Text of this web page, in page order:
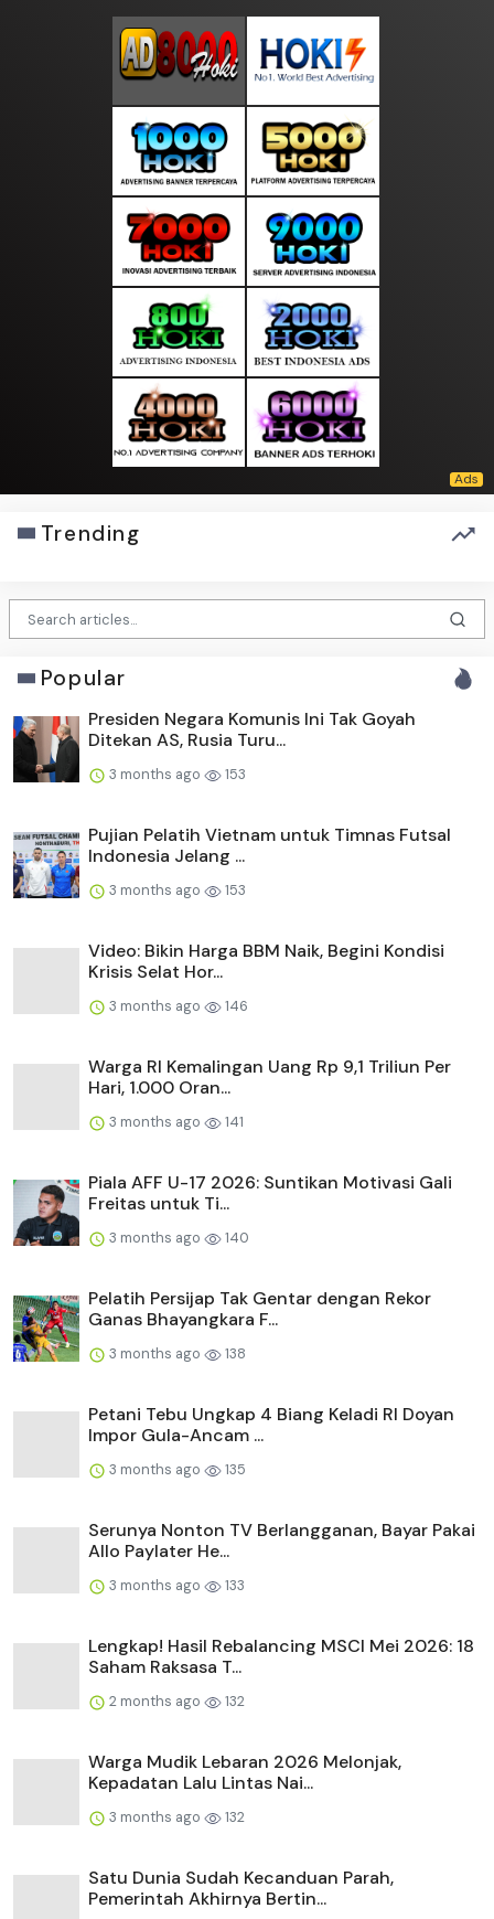
Trending
Popular
Presiden Negara Komunis Ini Tak Goyah
Ditekan AS, Rusia Turu...
3 months ago 153
Pujian Pelatih Vietnam untuk Timnas Futsal
Indonesia Jelang ...
3 months ago 153
Video: Bikin Harga BBM Naik, Begini Kondisi
Krisis Selat Hor...
3 months ago 146
Warga RI Kemalingan Uang Rp 9,1 Triliun Per
Hari, 1.000 Oran...
3 months ago 141
Piala AFF U-17 2026: Suntikan Motivasi Gali
Freitas untuk Ti...
3 months ago 140
Pelatih Persijap Tak Gentar dengan Rekor
Ganas Bhayangkara F...
3 months ago 138
Petani Tebu Ungkap 4 Biang Keladi RI Doyan
Impor Gula-Ancam ...
3 months ago 135
Serunya Nonton TV Berlangganan, Bayar Pakai
Allo Paylater He...
3 months ago 133
Lengkap! Hasil Rebalancing MSCI Mei 2026: 18
Saham Raksasa T...
2 months ago 132
Warga Mudik Lebaran 2026 Melonjak,
Kepadatan Lalu Lintas Nai...
3 months ago 132
Satu Dunia Sudah Kecanduan Parah,
Pemerintah Akhirnya Bertin...